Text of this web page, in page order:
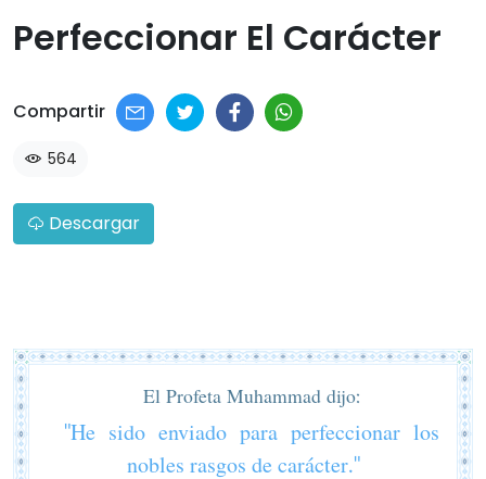
Perfeccionar El Carácter​
Compartir
564
Descargar
El Profeta Muhammad dijo:
"He sido enviado para perfeccionar los
nobles rasgos de carácter."